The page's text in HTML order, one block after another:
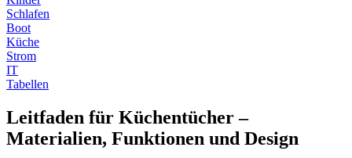
Schlafen
Boot
Küche
Strom
IT
Tabellen
Leitfaden für Küchentücher –
Materialien, Funktionen und Design